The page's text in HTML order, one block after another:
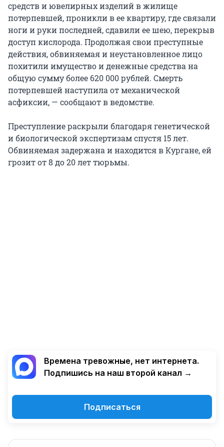
средств и ювелирных изделий в жилище
потерпевшей, проникли в ее квартиру, где связали
ноги и руки последней, сдавили ее шею, перекрыв
доступ кислорода. Продолжая свои преступные
действия, обвиняемая и неустановленное лицо
похитили имущество и денежные средства на
общую сумму более 620 000 рублей. Смерть
потерпевшей наступила от механической
асфиксии, — сообщают в ведомстве.
Преступление раскрыли благодаря генетической
и биологической экспертизам спустя 15 лет.
Обвиняемая задержана и находится в Кургане, ей
грозит от 8 до 20 лет тюрьмы.
Времена тревожные, нет интернета.
Подпишись на наш второй канал →
Подписаться